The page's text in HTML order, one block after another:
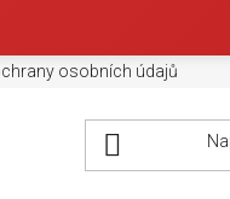
osobních údajů